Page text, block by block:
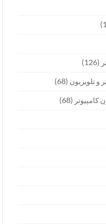
تلویزیون(68)
(68)